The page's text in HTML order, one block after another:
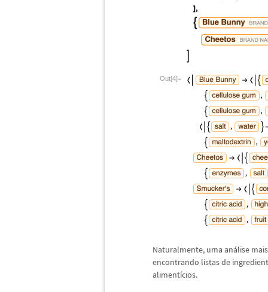
Out[4]=
Naturalmente, uma análise
encontrando listas de
alimentícios.